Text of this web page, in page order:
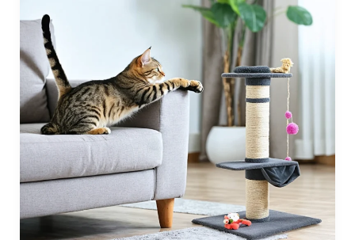
étapes
progressives
pour
éviter
les
odeurs
et
garantir
une
cohabitation